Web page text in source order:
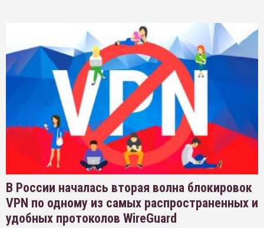
В России началась вторая волна блокировок
VPN по одному из самых распространенных и
удобных протоколов WireGuard